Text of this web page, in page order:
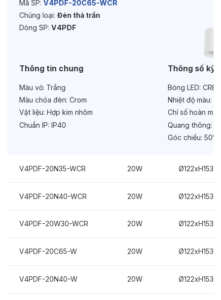
Tuổi thọ: >30000h
Mã SP: V4PDF-20C65-WCR
Chủng loại: Đèn thả trần
Dòng SP: V4PDF
Thông tin chung
Màu vỏ: Trắng
Màu chóa đèn: Crom
Vật liệu: Hợp kim nhôm
Chuẩn IP: IP40
Thông số kỹ
Bóng LED:
Nhiệt độ màu:
Chỉ số hoàn
Quang thông:
Góc chiếu: 50°
V4PDF-20N35-WCR 20W
V4PDF-20N40-WCR 20W
V4PDF-20W30-WCR 20W
V4PDF-20C65-W 20W
V4PDF-20N40-W 20W